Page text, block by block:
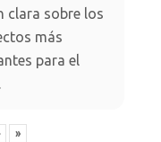
clara sobre los
más
para el
»